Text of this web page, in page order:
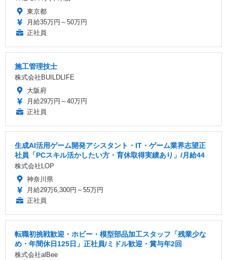
東京都
月給35万円～50万円
正社員
施工管理技士
株式会社BUILDLIFE
大阪府
月給29万円～40万円
正社員
生成AI活用ゲーム開発アシスタント・IT・ゲーム業界志望正
社員「PCスキル活かしたい方・育休取得実績あり」/月給44
株式会社LOP
神奈川県
月給29万6,300円～55万円
正社員
転職初挑戦歓迎・ホビー・模型部品加工スタッフ「残業少な
め・年間休日125日」正社員/ミドル歓迎・賞与年2回
株式会社alBee